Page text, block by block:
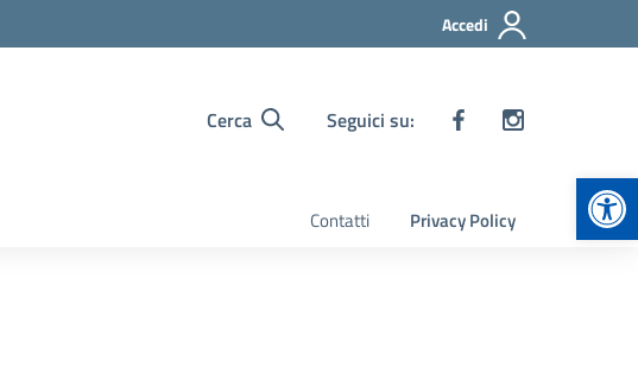
Accedi
Cerca Seguici su:
Contatti Privacy Policy